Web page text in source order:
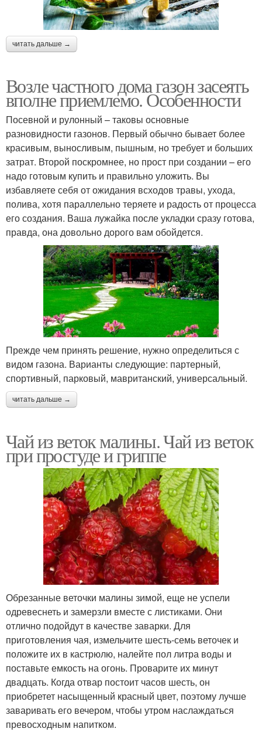
читать дальше →
Возле частного дома газон засеять
вполне приемлемо. Особенности
Посевной и рулонный – таковы основные
разновидности газонов. Первый обычно бывает более
красивым, выносливым, пышным, но требует и больших
затрат. Второй поскромнее, но прост при создании – его
надо готовым купить и правильно уложить. Вы
избавляете себя от ожидания всходов травы, ухода,
полива, хотя параллельно теряете и радость от процесса
его создания. Ваша лужайка после укладки сразу готова,
правда, она довольно дорого вам обойдется.
Прежде чем принять решение, нужно определиться с
видом газона. Варианты следующие: партерный,
спортивный, парковый, мавританский, универсальный.
читать дальше →
Чай из веток малины. Чай из веток
при простуде и гриппе
Обрезанные веточки малины зимой, еще не успели
одревеснеть и замерзли вместе с листиками. Они
отлично подойдут в качестве заварки. Для
приготовления чая, измельчите шесть-семь веточек и
положите их в кастрюлю, налейте пол литра воды и
поставьте емкость на огонь. Проварите их минут
двадцать. Когда отвар постоит часов шесть, он
приобретет насыщенный красный цвет, поэтому лучше
заваривать его вечером, чтобы утром наслаждаться
превосходным напитком.